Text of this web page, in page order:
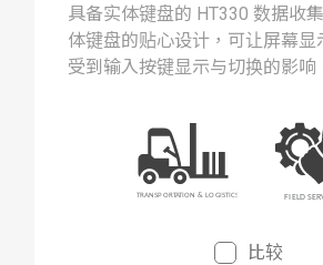
具备实体键盘的 HT330 数据收
体键盘的贴心设计，可让屏幕显
受到输入按键显示与切换的影响
比较